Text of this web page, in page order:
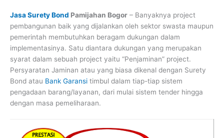
Jasa Surety Bond Pamijahan Bogor – Banyaknya project
pembangunan baik yang dijalankan oleh sektor swasta maupun
pemerintah membutuhkan beragam dukungan dalam
implementasinya. Satu diantara dukungan yang merupakan
syarat dalam sebuah project yaitu “Penjaminan” project.
Persyaratan Jaminan atau yang biasa dikenal dengan Surety
Bond atau Bank Garansi timbul dalam tiap-tiap sistem
pengadaan barang/layanan, dari mulai sistem tender hingga
dengan masa pemeliharaan.